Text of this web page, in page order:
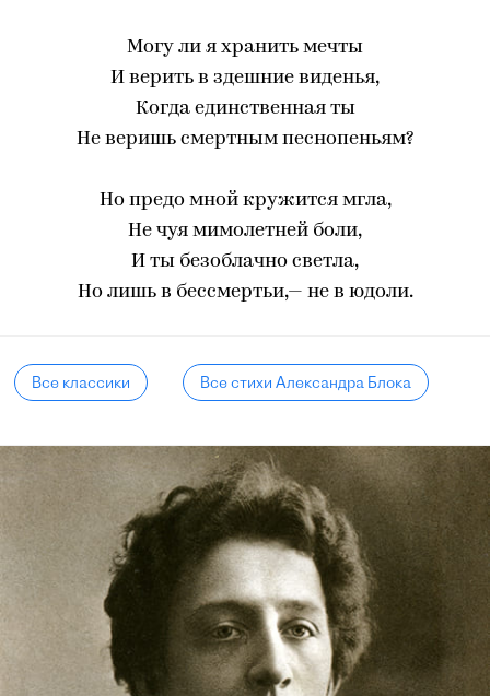
Могу ли я хранить мечты
И верить в здешние виденья,
Когда единственная ты
Не веришь смертным песнопеньям?
Но предо мной кружится мгла,
Не чуя мимолетней боли,
И ты безоблачно светла,
Но лишь в бессмертьи,— не в юдоли.
Все классики Все стихи Александра Блока